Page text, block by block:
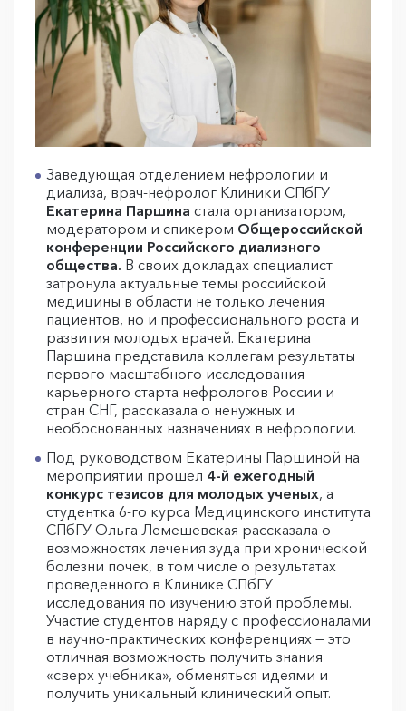
Заведующая отделением нефрологии и
диализа, врач-нефролог Клиники СПбГУ
Екатерина Паршина стала организатором,
модератором и спикером Общероссийской
конференции Российского диализного
общества. В своих докладах специалист
затронула актуальные темы российской
медицины в области не только лечения
пациентов, но и профессионального роста и
развития молодых врачей. Екатерина
Паршина представила коллегам результаты
первого масштабного исследования
карьерного старта нефрологов России и
стран СНГ, рассказала о ненужных и
необоснованных назначениях в нефрологии.
Под руководством Екатерины Паршиной на
мероприятии прошел 4-й ежегодный
конкурс тезисов для молодых ученых, а
студентка 6-го курса Медицинского института
СПбГУ Ольга Лемешевская рассказала о
возможностях лечения зуда при хронической
болезни почек, в том числе о результатах
проведенного в Клинике СПбГУ
исследования по изучению этой проблемы.
Участие студентов наряду с профессионалами
в научно-практических конференциях — это
отличная возможность получить знания
«сверх учебника», обменяться идеями и
получить уникальный клинический опыт.